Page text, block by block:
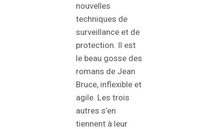
nouvelles
techniques de
surveillance et de
protection. Il est
le beau gosse des
romans de Jean
Bruce, inflexible et
agile. Les trois
autres s’en
tiennent à leur